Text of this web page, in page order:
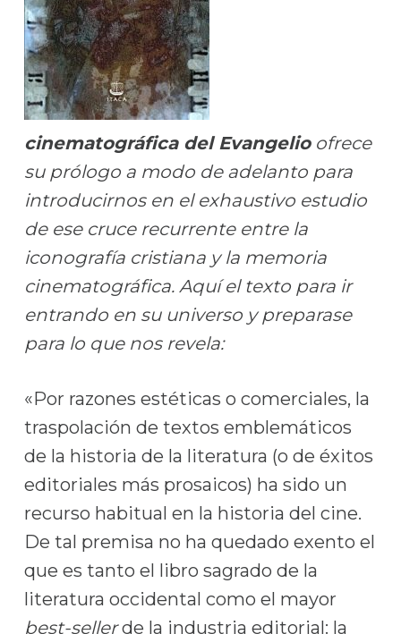
cinematográfica del Evangelioofrece
su prólogo a modo de adelanto para
introducirnos en el exhaustivo estudio
de ese cruce recurrente entre la
iconografía cristiana y la memoria
cinematográfica. Aquí el texto para ir
entrando en su universo y preparase
para lo que nos revela:
«Por razones estéticas o comerciales, la
traspolación de textos emblemáticos
de la historia de la literatura (o de éxitos
editoriales más prosaicos) ha sido un
recurso habitual en la historia del cine.
De tal premisa no ha quedado exento el
que es tanto el libro sagrado de la
literatura occidental como el mayor
best-sellerde la industria editorial: la